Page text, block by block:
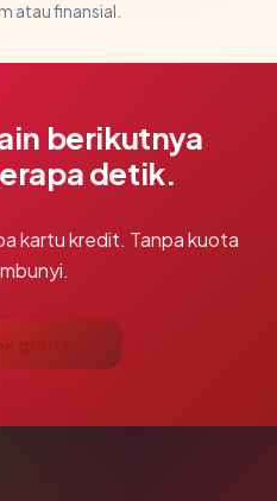
atau finansial.
berikutnya
detik.
kartu kredit. Tanpa kuota
gratis →